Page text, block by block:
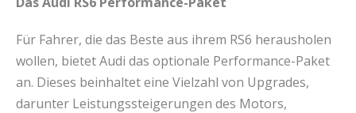
Für Fahrer, die das Beste aus ihrem RS6 herausholen
wollen, bietet Audi das optionale Performance-Paket
an. Dieses beinhaltet eine Vielzahl von Upgrades,
darunter Leistungssteigerungen des Motors,